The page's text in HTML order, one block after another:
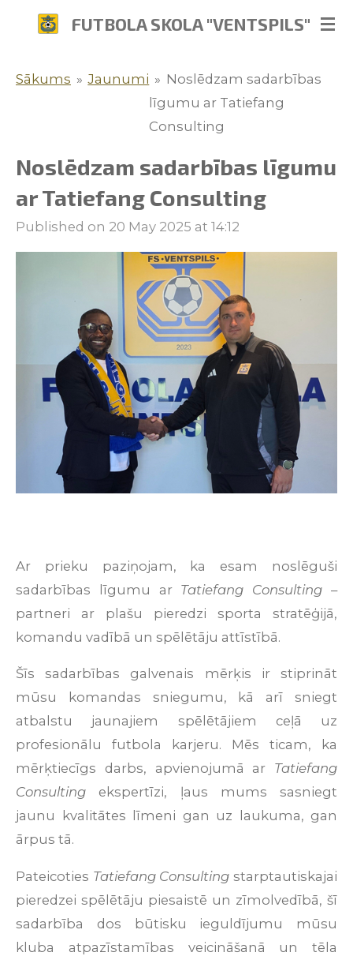
content
FUTBOLA SKOLA "VENTSPILS"
Sākums » Jaunumi » Noslēdzam sadarbības
līgumu ar Tatiefang
Consulting
Noslēdzam sadarbības līgumu
ar Tatiefang Consulting
Published on 20 May 2025 at 14:12
Ar prieku paziņojam, ka esam noslēguši
sadarbības līgumu ar Tatiefang Consulting –
partneri ar plašu pieredzi sporta stratēģijā,
komandu vadībā un spēlētāju attīstībā.
Šīs sadarbības galvenais mērķis ir stiprināt
mūsu komandas sniegumu, kā arī sniegt
atbalstu jaunajiem spēlētājiem ceļā uz
profesionālu futbola karjeru. Mēs ticam, ka
mērķtiecīgs darbs, apvienojumā ar Tatiefang
Consulting ekspertīzi, ļaus mums sasniegt
jaunu kvalitātes līmeni gan uz laukuma, gan
ārpus tā.
Pateicoties Tatiefang Consulting starptautiskajai
pieredzei spēlētāju piesaistē un zīmolvedībā, šī
sadarbība dos būtisku ieguldījumu mūsu
kluba atpazīstamības veicināšanā un tēla